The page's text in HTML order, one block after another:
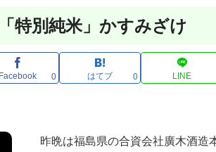
特別純米」かすみざけ
Facebook 0 はてブ 0 LINE
昨晩は福島県の合資会社廣木酒造